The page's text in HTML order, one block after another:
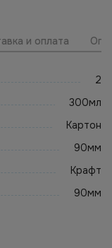
и оплата
2
300мл
Картон
90мм
Крафт
90мм